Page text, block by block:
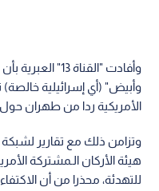
وأفادت "القناة
وأبيض" (أي إسرائيلية خالصة)
الأمريكية ردا من طهران
وتزامن ذلك مع تقارير
هيئة الأركان الـمشتركة
للتهدئة، محذرا من أن